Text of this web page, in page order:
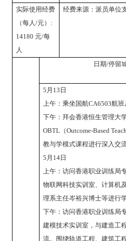
实际使用经费
（每人/元） :
14180 元/每
人
经费来源 ：派员单位
日期/停留
5 月 13 日
上午：乘坐国航CA6503航班
下午：拜会香港恒生管理大
OBTL （Outcome-Based
教与学模式课程进行深入交
5 月 14 日
上午：访问香港职业训练局
物联网科技实训室、计算机
理系主任岑裕兴博士等进行
下午：访问香港职业训练局
建模技术实训室，与建造工
流。围绕轨道工程、建筑工